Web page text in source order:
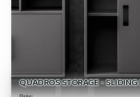
QUADROS STORAGE -